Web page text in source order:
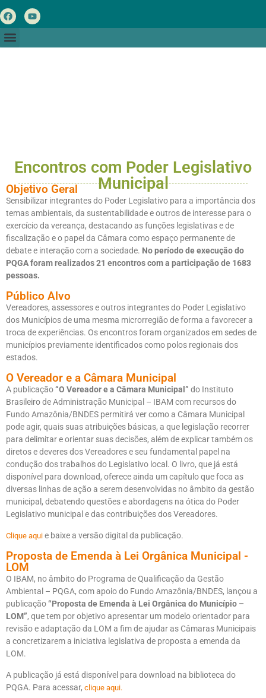
Encontros com Poder Legislativo
Municipal
Objetivo Geral
Sensibilizar integrantes do Poder Legislativo para a importância dos
temas ambientais, da sustentabilidade e outros de interesse para o
exercício da vereança, destacando as funções legislativas e de
fiscalização e o papel da Câmara como espaço permanente de
debate e interação com a sociedade. No período de execução do
PQGA foram realizados 21 encontros com a participação de 1683
pessoas.
Público Alvo
Vereadores, assessores e outros integrantes do Poder Legislativo
dos Municípios de uma mesma microrregião de forma a favorecer a
troca de experiências. Os encontros foram organizados em sedes de
municípios previamente identificados como polos regionais dos
estados.
O Vereador e a Câmara Municipal
A publicação“O Vereador e a Câmara Municipal” do Instituto
Brasileiro de Administração Municipal – IBAM com recursos do
Fundo Amazônia/BNDES permitirá ver como a Câmara Municipal
pode agir, quais suas atribuições básicas, a que legislação recorrer
para delimitar e orientar suas decisões, além de explicar também os
diretos e deveres dos Vereadores e seu fundamental papel na
condução dos trabalhos do Legislativo local. O livro, que já está
disponível para download, oferece ainda um capítulo que foca as
diversas linhas de ação a serem desenvolvidas no âmbito da gestão
municipal, debatendo questões e abordagens na ótica do Poder
Legislativo municipal e das contribuições dos Vereadores.
Clique aqui e baixe a versão digital da publicação.
Proposta de Emenda à Lei Orgânica Municipal -
LOM
O IBAM, no âmbito do Programa de Qualificação da Gestão
Ambiental – PQGA, com apoio do Fundo Amazônia/BNDES, lançou a
publicação“Proposta de Emenda à Lei Orgânica do Município –
LOM”, que tem por objetivo apresentar um modelo orientador para
revisão e adaptação da LOM a fim de ajudar as Câmaras Municipais
a concretizarem a iniciativa legislativa de proposta a emenda da
LOM.
A publicação já está disponível para download na biblioteca do
PQGA. Para acessar, clique aqui.